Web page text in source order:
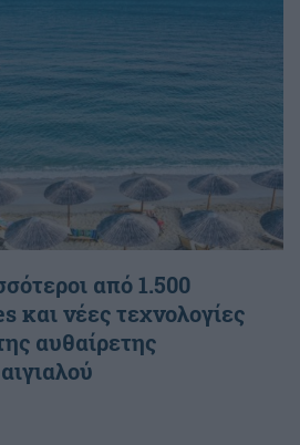
από 1.500
και νέες τεχνολογίες
αυθαίρετης